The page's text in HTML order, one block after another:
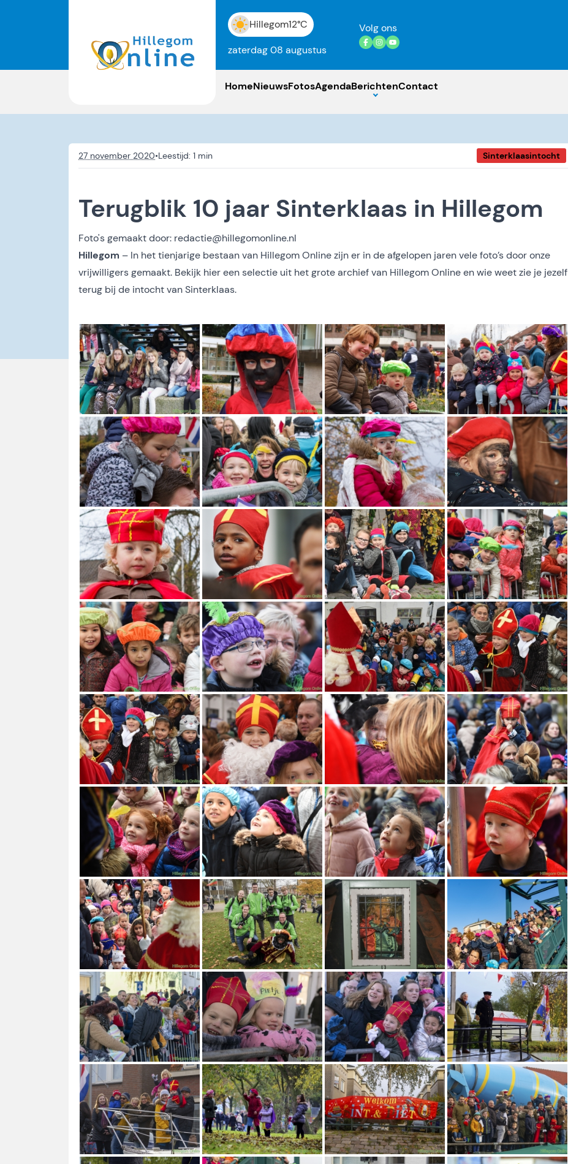
Hillegom12°C
zaterdag 08 augustus
Volg ons
HomeNieuwsFotosAgendaBerichtenContact
27 november 2020• Sinterklaasintocht
Terugblik 10 jaar Sinterklaas in Hillegom
Foto's gemaakt door: redactie@hillegomonline.nl
Hillegom – In het tienjarige bestaan van Hillegom Online zijn er in de afgelopen jaren vele foto’s door onze
vrijwilligers gemaakt. Bekijk hier een selectie uit het grote archief van Hillegom Online en wie weet zie je jezelf
terug bij de intocht van Sinterklaas.